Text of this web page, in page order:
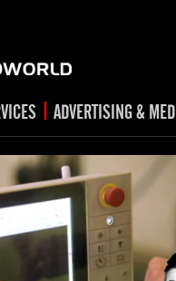
videos
εκπομπών
| ADVERTISING &
RADIO
TV
Social Media